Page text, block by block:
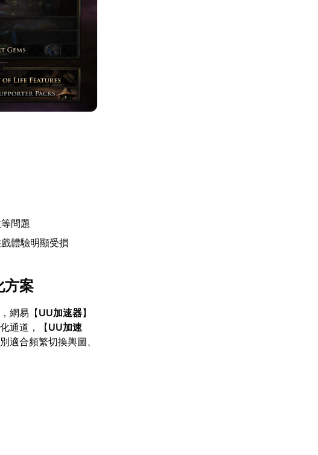
問題
體驗明顯受損
方案
網易【UU加速器】
通道，【UU加速
適合頻繁切換輿圖、